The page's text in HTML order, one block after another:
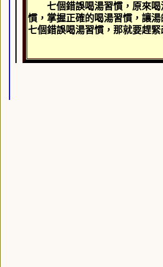
七個錯誤喝湯習慣，原來喝
慣，掌握正確的喝湯習慣，讓
七個錯誤喝湯習慣，那就要趕緊